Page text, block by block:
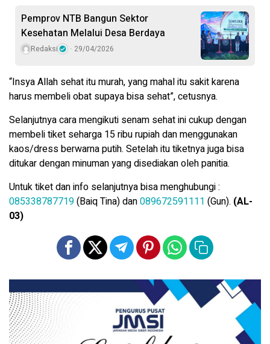
Pemprov NTB Bangun Sektor
Kesehatan Melalui Desa Berdaya
Redaksi 29/04/2026
“Insya Allah sehat itu murah, yang mahal itu sakit karena
harus membeli obat supaya bisa sehat”, cetusnya.
Selanjutnya cara mengikuti senam sehat ini cukup dengan
membeli tiket seharga 15 ribu rupiah dan menggunakan
kaos/dress berwarna putih. Setelah itu tiketnya juga bisa
ditukar dengan minuman yang disediakan oleh panitia.
Untuk tiket dan info selanjutnya bisa menghubungi :
085338787719(Baiq Tina) dan089672591111 (Gun). (AL-
03)